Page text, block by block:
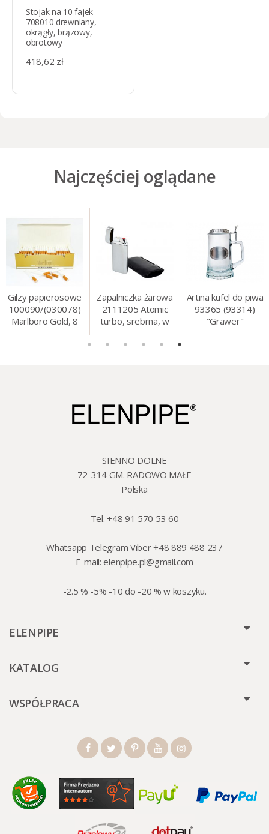
Stojak na 10 fajek
708010 drewniany,
okrągły, brązowy,
obrotowy
418,62 zł
Najczęściej oglądane
Gilzy papierosowe
100090/(030078)
Marlboro Gold, 8
Zapalniczka żarowa
2111205 Atomic
turbo, srebrna, w
Artina kufel do piwa
93365 (93314)
"Grawer"
SIENNO DOLNE
72-314 GM. RADOWO MAŁE
Polska
Tel. +48 91 570 53 60
Whatsapp Telegram Viber +48 889 488 237
E-mail:elenpipe.pl@gmail.com
-2.5 % -5% -10 do -20 % w koszyku.
ELENPIPE
KATALOG
WSPÓŁPRACA